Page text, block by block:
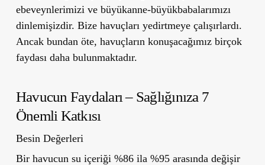
ebeveynlerimizi ve büyükanne-büyükbabalarımızı
dinlemişizdir. Bize havuçları yedirtmeye çalışırlardı.
Ancak bundan öte, havuçların konuşacağımız birçok
faydası daha bulunmaktadır.
Havucun Faydaları – Sağlığınıza 7
Önemli Katkısı
Besin Değerleri
Bir havucun su içeriği %86 ila %95 arasında değişir